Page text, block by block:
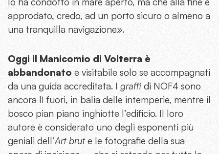
approdato, credo, ad un porto sicuro o almeno a
una tranquilla navigazione».
Oggi il Manicomio di Volterra è
abbandonato e visitabile solo se accompagnati
da una guida accreditata. I graffi di NOF4 sono
ancora lì fuori, in balia delle intemperie, mentre il
bosco pian piano inghiotte l’edificio. Il loro
autore è considerato uno degli esponenti più
geniali dell’Art brut e le fotografie della sua